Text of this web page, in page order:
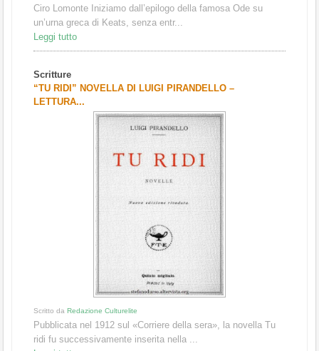
Ciro Lomonte Iniziamo dall’epilogo della famosa Ode su
un’urna greca di Keats, senza entr...
Leggi tutto
Scritture
“TU RIDI” NOVELLA DI LUIGI PIRANDELLO –
LETTURA...
Scritto da Redazione Culturelite
Pubblicata nel 1912 sul «Corriere della sera», la novella Tu
ridi fu successivamente inserita nella ...